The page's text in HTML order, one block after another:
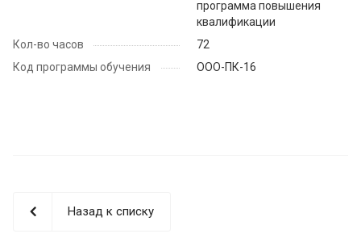
программа повышения
квалификации
Кол-во часов
72
Код программы обучения
ООО-ПК-16
Назад к списку